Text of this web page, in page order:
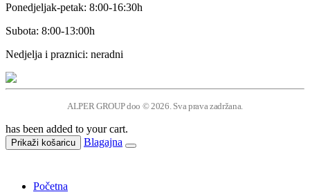
Ponedjeljak-petak: 8:00-16:30h
Subota: 8:00-13:00h
Nedjelja i praznici: neradni
ALPER GROUP doo © 2026. Sva prava zadržana.
has been added to your cart.
Prikaži košaricu Blagajna
Početna